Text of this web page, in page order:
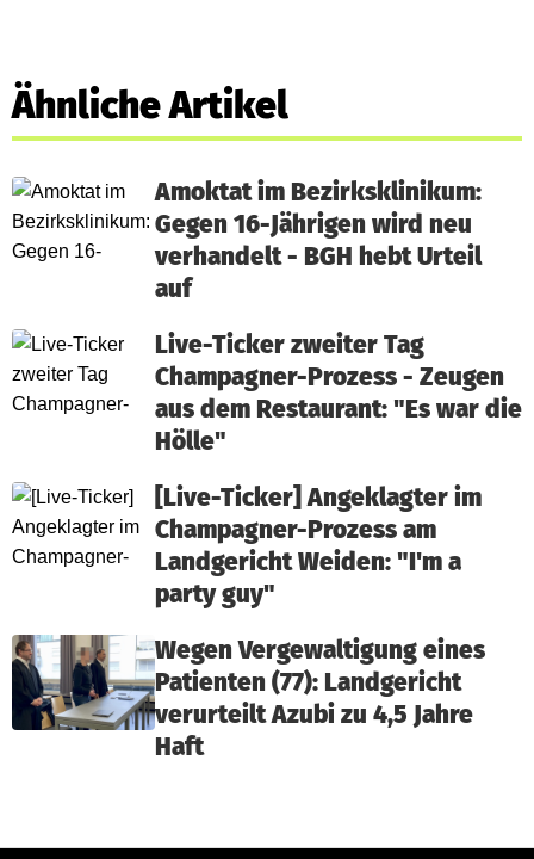
Ähnliche Artikel
Amoktat im Bezirksklinikum:
Gegen 16-Jährigen wird neu
verhandelt - BGH hebt Urteil
auf
Live-Ticker zweiter Tag
Champagner-Prozess - Zeugen
aus dem Restaurant: "Es war die
Hölle"
[Live-Ticker] Angeklagter im
Champagner-Prozess am
Landgericht Weiden: "I'm a
party guy"
Wegen Vergewaltigung eines
Patienten (77): Landgericht
verurteilt Azubi zu 4,5 Jahre
Haft